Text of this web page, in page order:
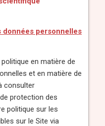
personnelles
en matière de
et en matière de
consulter
protection des
politique sur les
sur le Site via